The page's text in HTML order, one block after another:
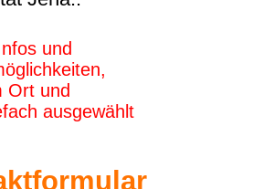
und
Ort und
ausgewählt